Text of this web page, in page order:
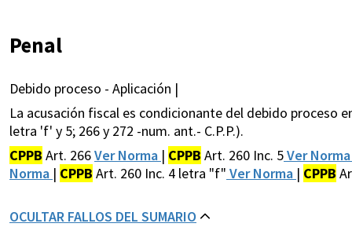
Penal
Debido proceso - Aplicación |
La acusación fiscal es condicionante del debido proceso
letra 'f' y 5; 266 y 272 -num. ant.- C.P.P.).
CPPB Art. 266Ver Norma | CPPB Art. 260 Inc. 5Ver
Norma | CPPB Art. 260 Inc. 4 letra "f" Ver Norma | CPPB
OCULTAR FALLOS DEL SUMARIO